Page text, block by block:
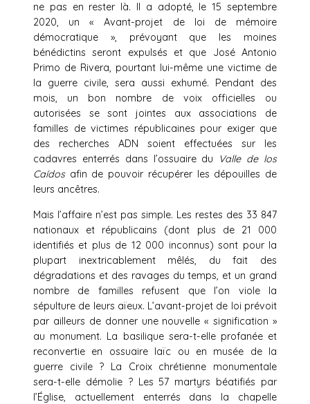
ne pas en rester là. Il a adopté, le 15 septembre
2020, un « Avant-projet de loi de mémoire
démocratique », prévoyant que les moines
bénédictins seront expulsés et que José Antonio
Primo de Rivera, pourtant lui-même une victime de
la guerre civile, sera aussi exhumé. Pendant des
mois, un bon nombre de voix officielles ou
autorisées se sont jointes aux associations de
familles de victimes républicaines pour exiger que
des recherches ADN soient effectuées sur les
cadavres enterrés dans l’ossuaire du
Valle de los
Caídosafin de pouvoir récupérer les dépouilles de
leurs ancêtres.
Mais l’affaire n’est pas simple. Les restes des 33 847
nationaux et républicains (dont plus de 21 000
identifiés et plus de 12 000 inconnus) sont pour la
plupart inextricablement mêlés, du fait des
dégradations et des ravages du temps, et un grand
nombre de familles refusent que l’on viole la
sépulture de leurs aïeux. L’avant-projet de loi prévoit
par ailleurs de donner une nouvelle « signification »
au monument. La basilique sera-t-elle profanée et
reconvertie en ossuaire laïc ou en musée de la
guerre civile ? La Croix chrétienne monumentale
sera-t-elle démolie ? Les 57 martyrs béatifiés par
l’Église, actuellement enterrés dans la chapelle